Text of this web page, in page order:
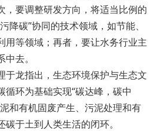
，要调整研发方向，将适当比例的
降碳”协同的技术领域，如节能、
用等领域；再者，要让水务行业主
去。
龙指出，生态环境保护与生态文
循环为基础实现“碳达峰，碳中
和有机固废产生、污泥处理和有
于土到人类生活的闭环。